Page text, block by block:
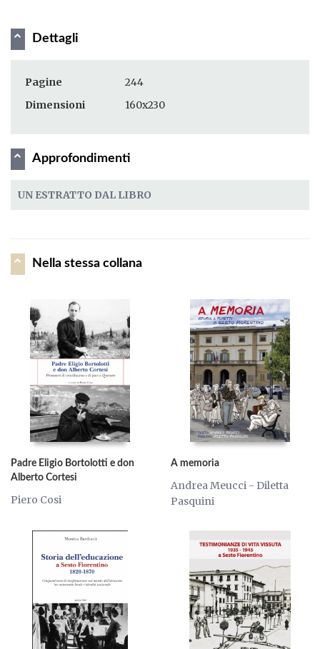
Dettagli
Pagine
244
Dimensioni
160x230
Approfondimenti
UN ESTRATTO DAL LIBRO
Nella stessa collana
Padre Eligio Bortolotti e don
Alberto Cortesi
Piero Cosi
A memoria
Andrea Meucci - Diletta
Pasquini